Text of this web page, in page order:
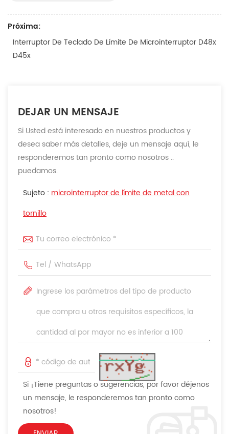
Próxima:
Interruptor De Teclado De Límite De Microinterruptor D48x
D45x
DEJAR UN MENSAJE
Si Usted está interesado en nuestros productos y
desea saber más detalles, deje un mensaje aquí, le
responderemos tan pronto como nosotros ..
puedamos.
Sujeto : microinterruptor de límite de metal con
tornillo
Si ¡Tiene preguntas o sugerencias, por favor déjenos
un mensaje, le responderemos tan pronto como
nosotros!